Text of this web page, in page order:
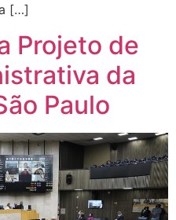
[…]
Projeto de
da
Paulo